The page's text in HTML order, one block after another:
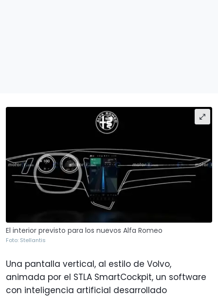
El interior previsto para los nuevos Alfa Romeo
Foto: Stellantis
Una pantalla vertical, al estilo de Volvo,
animada por el STLA SmartCockpit, un software
con inteligencia artificial desarrollado